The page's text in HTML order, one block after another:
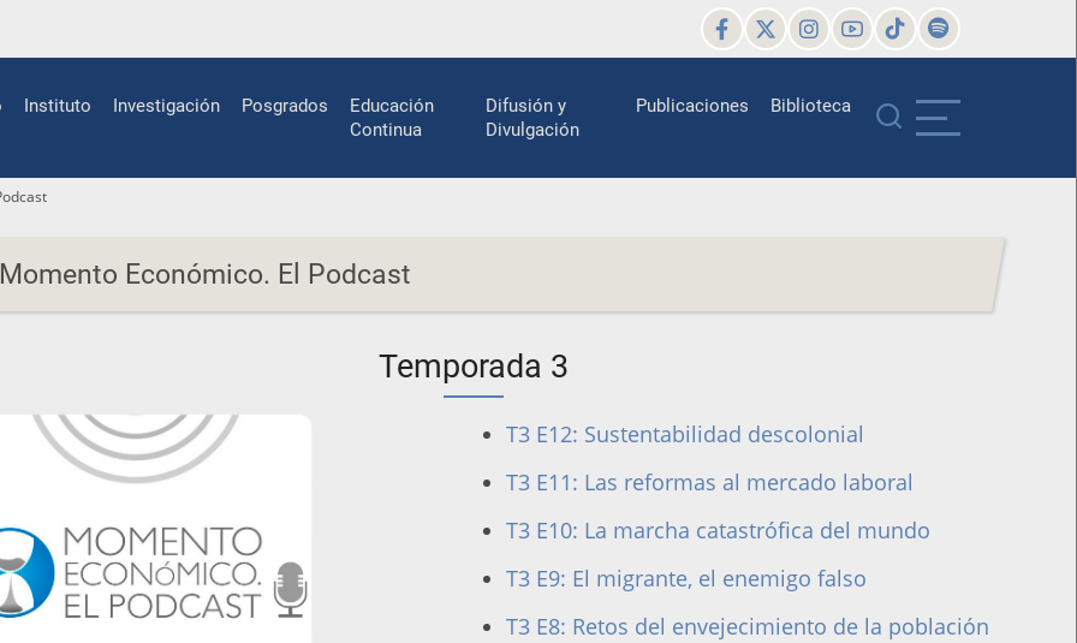
Instituto Investigación Posgrados
Educación
Continua
Difusión y
Divulgación
Publicaciones Biblioteca
Momento Económico. El Podcast
Temporada 3
T3 E12: Sustentabilidad descolonial
T3 E11: Las reformas al mercado laboral
T3 E10: La marcha catastrófica del mundo
T3 E9: El migrante, el enemigo falso
T3 E8: Retos del envejecimiento de la población